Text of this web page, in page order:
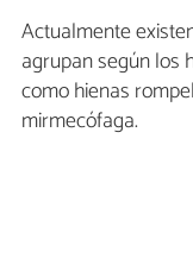
Actualmente
agrupan según los
como hienas
mirmecófaga.